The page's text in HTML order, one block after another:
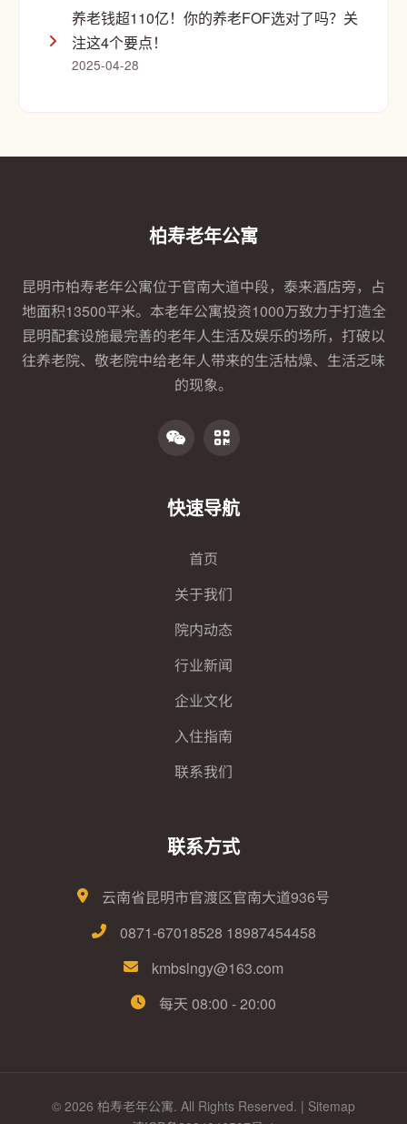
养老钱超110亿！你的养老FOF选对了吗？关
注这4个要点！
2025-04-28
柏寿老年公寓
昆明市柏寿老年公寓位于官南大道中段，泰来酒店旁，占
地面积13500平米。本老年公寓投资1000万致力于打造全
昆明配套设施最完善的老年人生活及娱乐的场所，打破以
往养老院、敬老院中给老年人带来的生活枯燥、生活乏味
的现象。
快速导航
首页
关于我们
院内动态
行业新闻
企业文化
入住指南
联系我们
联系方式
云南省昆明市官渡区官南大道936号
0871-67018528 18987454458
kmbslngy@163.com
每天 08:00 - 20:00
© 2026 柏寿老年公寓. All Rights Reserved. | Sitemap